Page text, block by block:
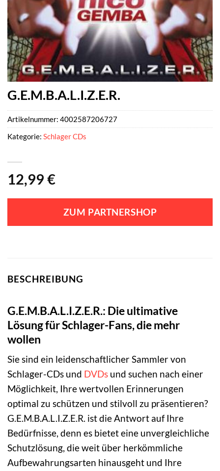
G.E.M.B.A.L.I.Z.E.R.
12,99 €
ZUM PARTNERSHOP
Artikelnummer: 4002587206727
Kategorie: Schlager CDs
BESCHREIBUNG
G.E.M.B.A.L.I.Z.E.R.: Die ultimative
Lösung für Schlager-Fans, die mehr
wollen
Sie sind ein leidenschaftlicher Sammler von
Schlager-CDs und DVDs und suchen nach einer
Möglichkeit, Ihre wertvollen Erinnerungen
optimal zu schützen und stilvoll zu präsentieren?
G.E.M.B.A.L.I.Z.E.R. ist die Antwort auf Ihre
Bedürfnisse, denn es bietet eine unvergleichliche
Schutzlösung, die weit über herkömmliche
Aufbewahrungsarten hinausgeht und Ihre